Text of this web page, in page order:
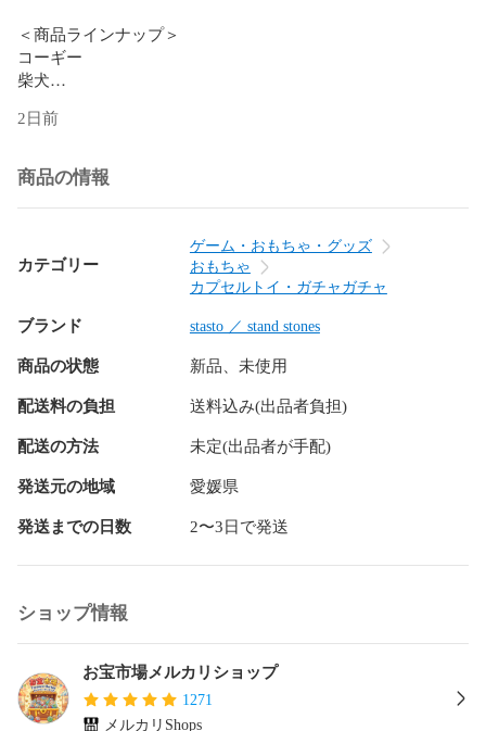
＜商品ラインナップ＞
コーギー
柴犬
マルチーズ
【商品情報】
商品名 : もっちり フライングわんこストラップ
メーカー : スタンド・ストーンズ
キャラクター : 生き物・動物（模型）
材質素材 : PVC・鉄・ポリエステル
サイズ : 全長約48mm ～ 約60mm
商品状態：未使用・ミニブック付属・内袋は未開封です(カプ
セルは省きます)
分類 : ガチャガチャ ・ カプセルトイ
DATECODE ： 20260508
Capsule Toy FIGURE KAWAII
IDコード : 111214
#もっちりフライングわんこストラップ
#montomi
#スタンドストーンズ
2日前
商品の情報
カテゴリー
ゲーム・おもちゃ・グッズ
おもちゃ
カプセルトイ・ガチャガチャ
ブランド stasto ／ stand stones
商品の状態 新品、未使用
配送料の負担 送料込み(出品者負担)
配送の方法 未定(出品者が手配)
発送元の地域 愛媛県
発送までの日数 2〜3日で発送
ショップ情報
お宝市場メルカリショップ
1271
メルカリShops